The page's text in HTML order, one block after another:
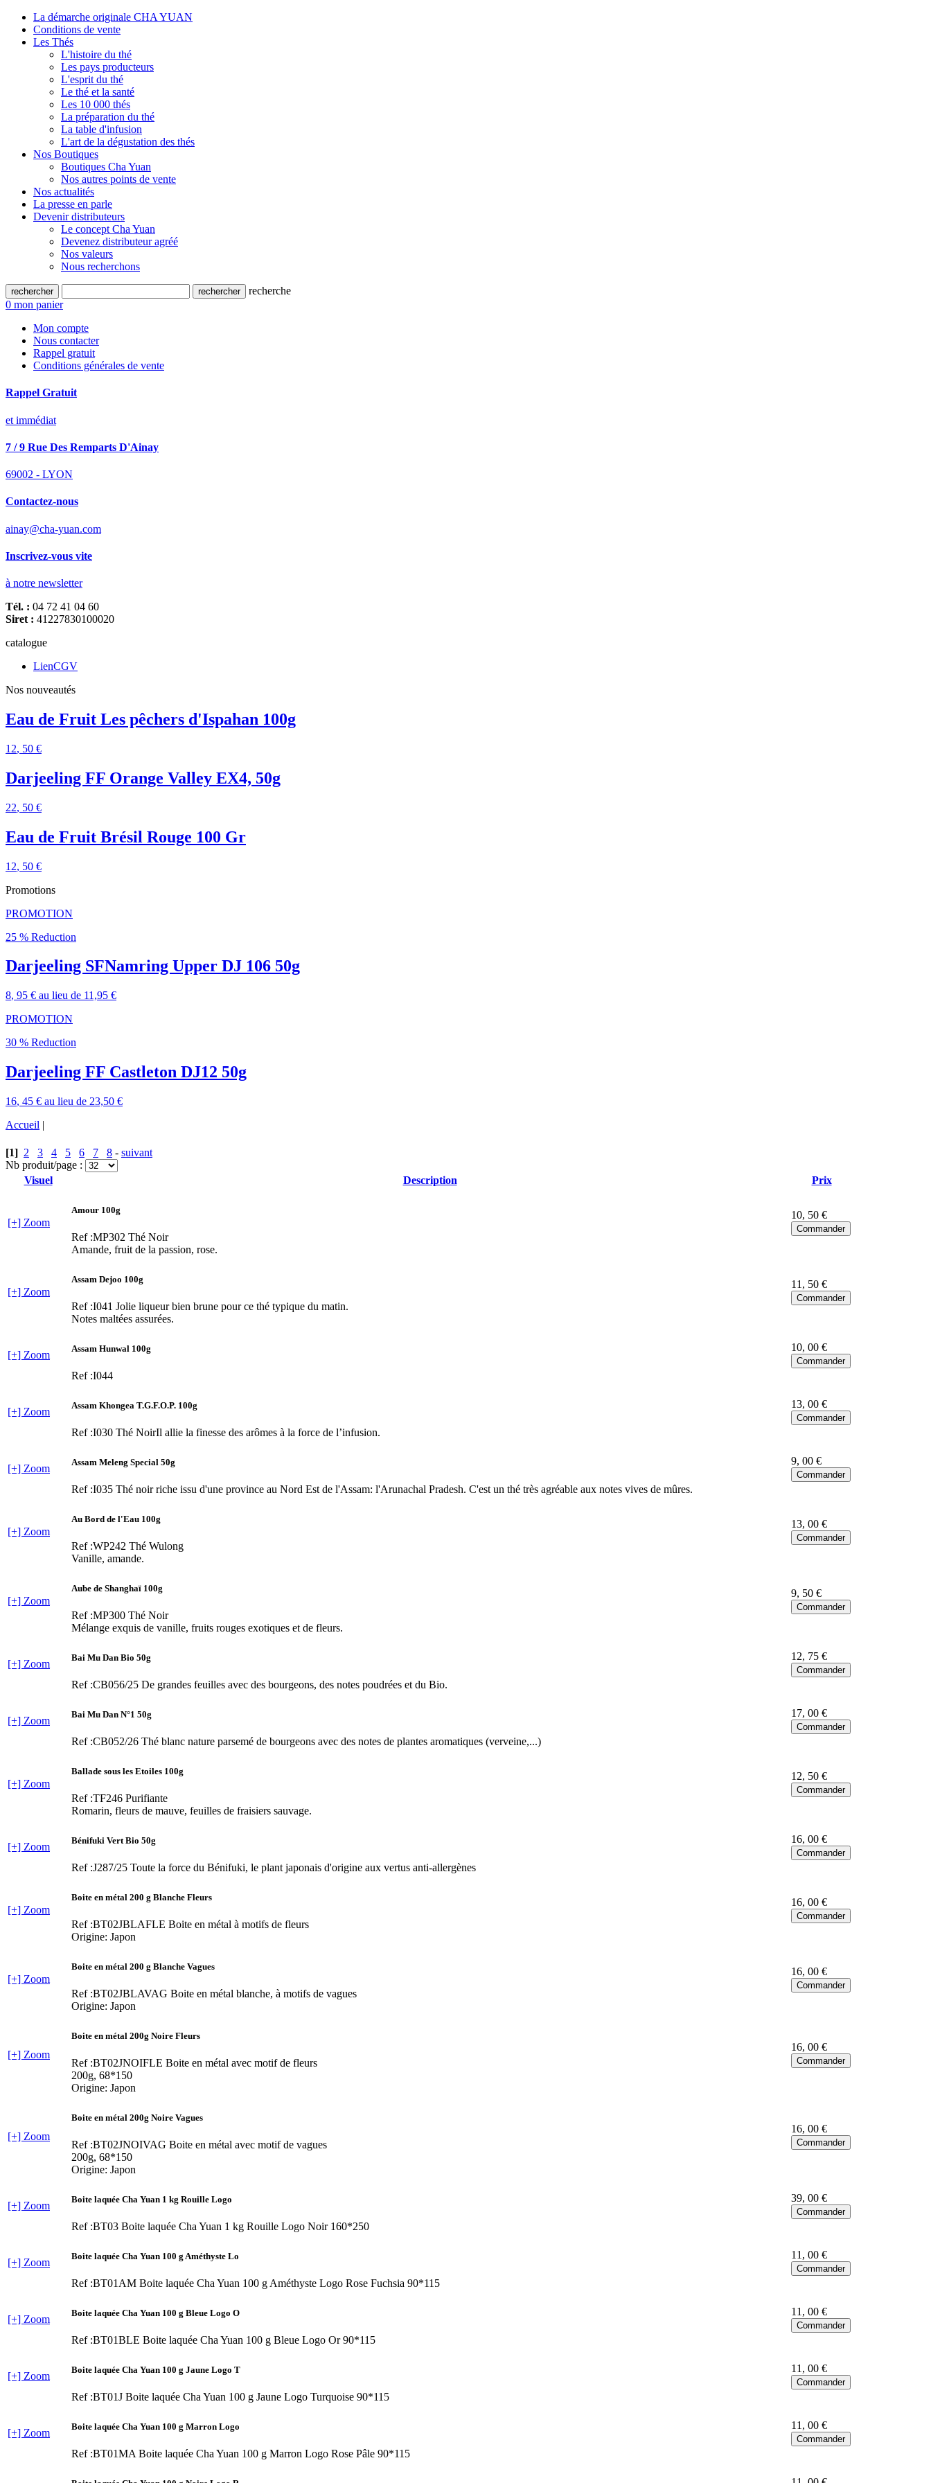
La démarche originale CHA YUAN
Conditions de vente
Les Thés
L'histoire du thé
Les pays producteurs
L'esprit du thé
Le thé et la santé
Les 10 000 thés
La préparation du thé
La table d'infusion
L'art de la dégustation des thés
Nos Boutiques
Boutiques Cha Yuan
Nos autres points de vente
Nos actualités
La presse en parle
Devenir distributeurs
Le concept Cha Yuan
Devenez distributeur agréé
Nos valeurs
Nous recherchons
recherche
0 mon panier
Mon compte
Nous contacter
Rappel gratuit
Conditions générales de vente
Rappel Gratuit
et immédiat
7 / 9 Rue Des Remparts D'Ainay
69002 - LYON
Contactez-nous
ainay@cha-yuan.com
Inscrivez-vous vite
à notre newsletter
Tél. : 04 72 41 04 60
Siret : 41227830100020
catalogue
LienCGV
Nos nouveautés
Eau de Fruit Les pêchers d'Ispahan 100g
12, 50 €
Darjeeling FF Orange Valley EX4, 50g
22, 50 €
Eau de Fruit Brésil Rouge 100 Gr
12, 50 €
Promotions
PROMOTION
25 % Reduction
Darjeeling SFNamring Upper DJ 106 50g
8, 95 € au lieu de 11,95 €
PROMOTION
30 % Reduction
Darjeeling FF Castleton DJ12 50g
16, 45 € au lieu de 23,50 €
Accueil |
[1] 2 3 4 5 6 7 8 - suivant
Nb produit/page :
Visuel
Description Prix
[+] Zoom
Amour 100g
Ref :MP302 Thé Noir
Amande, fruit de la passion, rose.
10, 50 €
[+] Zoom
Assam Dejoo 100g
Ref :I041 Jolie liqueur bien brune pour ce thé typique du matin.
Notes maltées assurées.
11 , 50 €
[+] Zoom
Assam Hunwal 100g
Ref :I044
10, 00 €
[+] Zoom
Assam Khongea T.G.F.O.P. 100g
Ref :I030 Thé NoirIl allie la finesse des arômes à la force de l’infusion.
13, 00 €
[+] Zoom
Assam Meleng Special 50g
Ref :I035 Thé noir riche issu d'une province au Nord Est de l'Assam: l'Arunachal Pradesh. C'est un thé très agréable aux notes vives de mûres.
9, 00 €
[+] Zoom
Au Bord de l'Eau 100g
Ref :WP242 Thé Wulong
Vanille, amande.
13, 00 €
[+] Zoom
Aube de Shanghaï 100g
Ref :MP300 Thé Noir
Mélange exquis de vanille, fruits rouges exotiques et de fleurs.
9, 50 €
[+] Zoom
Bai Mu Dan Bio 50g
Ref :CB056/25 De grandes feuilles avec des bourgeons, des notes poudrées et du Bio.
12, 75 €
[+] Zoom
Bai Mu Dan N°1 50g
Ref :CB052/26 Thé blanc nature parsemé de bourgeons avec des notes de plantes aromatiques (verveine,...)
17, 00 €
[+] Zoom
Ballade sous les Etoiles 100g
Ref :TF246 Purifiante
Romarin, fleurs de mauve, feuilles de fraisiers sauvage.
12, 50 €
[+] Zoom
Bénifuki Vert Bio 50g
Ref :J287/25 Toute la force du Bénifuki, le plant japonais d'origine aux vertus anti-allergènes
16, 00 €
[+] Zoom
Boite en métal 200 g Blanche Fleurs
Ref :BT02JBLAFLE Boite en métal à motifs de fleurs
Origine: Japon
16, 00 €
[+] Zoom
Boite en métal 200 g Blanche Vagues
Ref :BT02JBLAVAG Boite en métal blanche, à motifs de vagues
Origine: Japon
16, 00 €
[+] Zoom
Boite en métal 200g Noire Fleurs
Ref :BT02JNOIFLE Boite en métal avec motif de fleurs
200g, 68*150
Origine: Japon
16, 00 €
[+] Zoom
Boite en métal 200g Noire Vagues
Ref :BT02JNOIVAG Boite en métal avec motif de vagues
200g, 68*150
Origine: Japon
16, 00 €
[+] Zoom
Boite laquée Cha Yuan 1 kg Rouille Logo
Ref :BT03 Boite laquée Cha Yuan 1 kg Rouille Logo Noir 160*250
39, 00 €
[+] Zoom
Boite laquée Cha Yuan 100 g Améthyste Lo
Ref :BT01AM Boite laquée Cha Yuan 100 g Améthyste Logo Rose Fuchsia 90*115
11 , 00 €
[+] Zoom
Boite laquée Cha Yuan 100 g Bleue Logo O
Ref :BT01BLE Boite laquée Cha Yuan 100 g Bleue Logo Or 90*115
11 , 00 €
[+] Zoom
Boite laquée Cha Yuan 100 g Jaune Logo T
Ref :BT01J Boite laquée Cha Yuan 100 g Jaune Logo Turquoise 90*115
11 , 00 €
[+] Zoom
Boite laquée Cha Yuan 100 g Marron Logo
Ref :BT01MA Boite laquée Cha Yuan 100 g Marron Logo Rose Pâle 90*115
11 , 00 €